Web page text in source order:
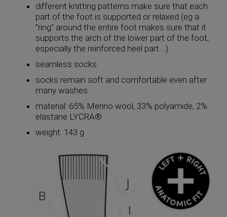
different knitting patterns make sure that each
part of the foot is supported or relaxed (eg a
"ring" around the entire foot makes sure that it
supports the arch of the lower part of the foot,
especially the reinforced heel part….)
seamless socks
socks remain soft and comfortable even after
many washes
material: 65% Merino wool, 33% polyamide, 2%
elastane LYCRA®
weight: 143 g